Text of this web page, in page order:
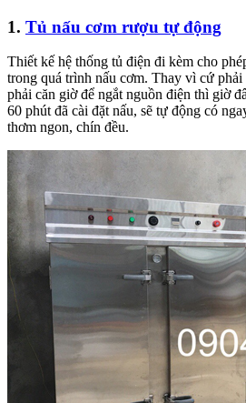
1. Tủ nấu cơm rượu tự động
Thiết kế hệ thống tủ điện đi kèm cho
trong quá trình nấu cơm. Thay vì cứ
phải căn giờ để ngắt nguồn điện thì giờ
60 phút đã cài đặt nấu, sẽ tự động có
thơm ngon, chín đều.